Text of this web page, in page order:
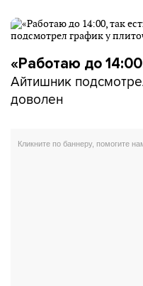
«Работаю до
Айтишник
доволен